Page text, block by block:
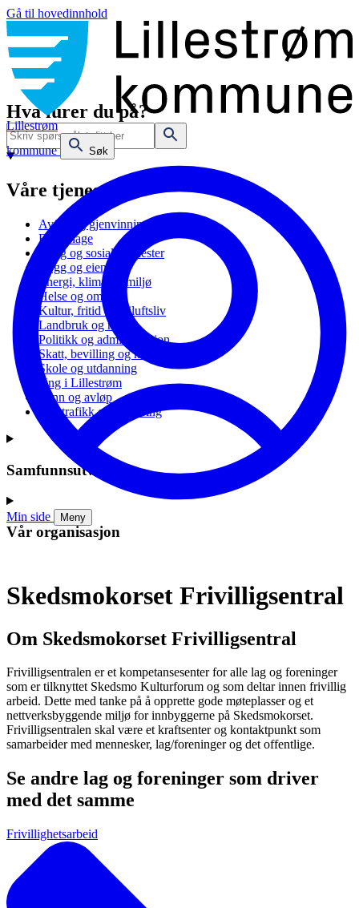
Gå til hovedinnhold
Lillestrøm
kommune
Søk
Min side Meny
Hva lurer du på?
Våre tjenester
Avfall og gjenvinning
Barnehage
Bolig og sosiale tjenester
Bygg og eiendom
Energi, klima og miljø
Helse og omsorg
Kultur, fritid og friluftsliv
Landbruk og natur
Politikk og administrasjon
Skatt, bevilling og næring
Skole og utdanning
Ung i Lillestrøm
Vann og avløp
Vei, trafikk og parkering
Samfunnsutvikling
Vår organisasjon
Skedsmokorset Frivilligsentral
Om Skedsmokorset Frivilligsentral
Frivilligsentralen er et kompetansesenter for alle lag og foreninger
som er tilknyttet Skedsmo Kulturforum og som deltar innen frivillig
arbeid. Dette med tanke på å opprette gode møteplasser og et
nettverksbyggende miljø for innbyggerne på Skedsmokorset.
Frivilligsentralen skal være et kraftsenter og kontaktpunkt som
samarbeider med mennesker, lag/foreninger og det offentlige.
Se andre lag og foreninger som driver
med det samme
Frivillighetsarbeid